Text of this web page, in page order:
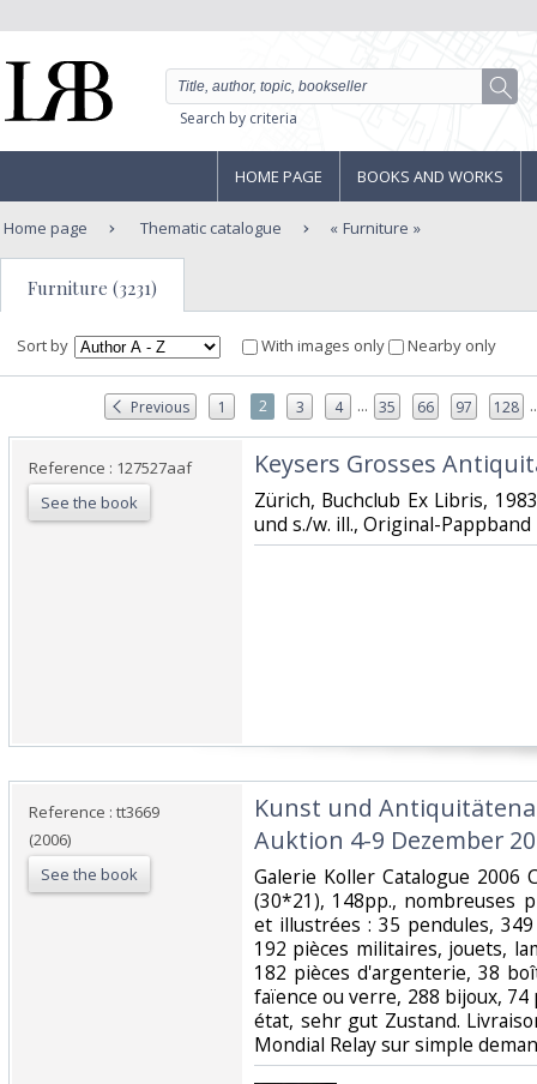
Search by criteria
HOME PAGE BOOKS AND WORKS
Home page Thematic catalogue Furniture
Furniture (3231)
Sort by With images only Nearby only
Previous 1 2 3 4 ... 35 66 97 128
Reference : 127527aaf
See the book
‎Keysers Grosses
‎Zürich, Buchclub Ex Libris,
und s./w. ill., Original-Pappband
Reference : tt3669
(2006)
See the book
‎Kunst und
Auktion 4-9 Dezember
‎Galerie Koller Catalogue 2006
(30*21), 148pp., nombreuses
et illustrées : 35 pendules,
192 pièces militaires, jouets,
182 pièces d'argenterie, 38
faïence ou verre, 288 bijoux,
état, sehr gut Zustand.
Mondial Relay sur simple